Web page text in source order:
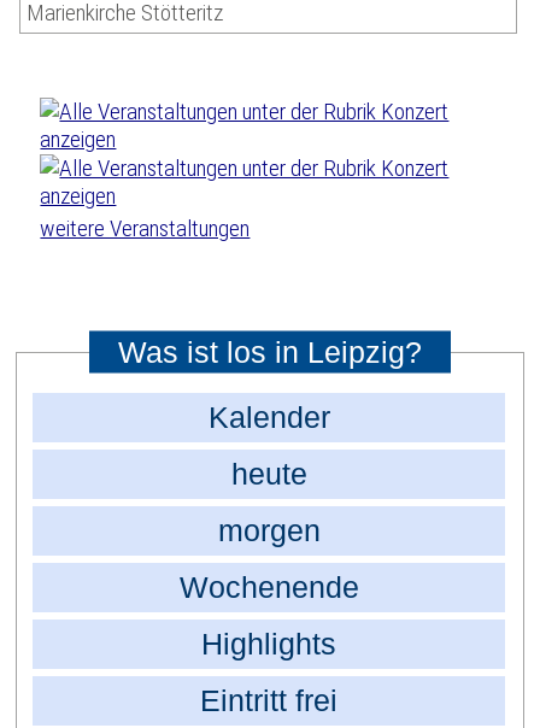
Marienkirche Stötteritz
weitere Veranstaltungen
Was ist los in Leipzig?
Kalender
heute
morgen
Wochenende
Highlights
Eintritt frei